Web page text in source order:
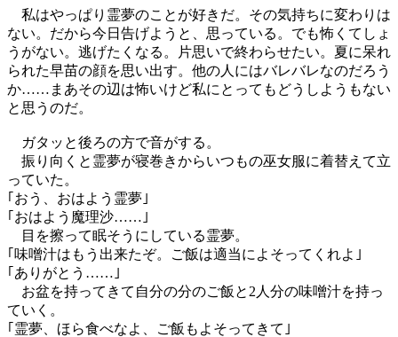
私はやっぱり霊夢のことが好きだ。その気持ちに変わりは
ない。だから今日告げようと、思っている。でも怖くてしょ
うがない。逃げたくなる。片思いで終わらせたい。夏に呆れ
られた早苗の顔を思い出す。他の人にはバレバレなのだろう
か……まあその辺は怖いけど私にとってもどうしようもない
と思うのだ。
ガタッと後ろの方で音がする。
振り向くと霊夢が寝巻きからいつもの巫女服に着替えて立
っていた。
｢おう、おはよう霊夢｣
｢おはよう魔理沙……｣
目を擦って眠そうにしている霊夢。
｢味噌汁はもう出来たぞ。ご飯は適当によそってくれよ｣
｢ありがとう……｣
お盆を持ってきて自分の分のご飯と2人分の味噌汁を持っ
ていく。
｢霊夢、ほら食べなよ、ご飯もよそってきて｣